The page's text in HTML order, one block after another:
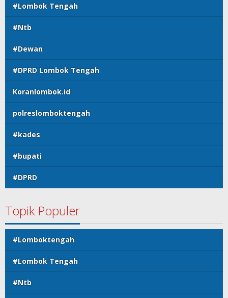
#Lombok Tengah
#Ntb
#Dewan
#DPRD Lombok Tengah
Koranlombok.id
polreslomboktengah
#kades
#bupati
#DPRD
Topik Populer
#Lomboktengah
#Lombok Tengah
#Ntb